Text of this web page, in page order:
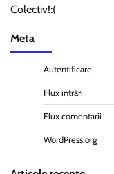
articole
Colectiv!:(
Meta
Autentificare
Flux intrări
Flux comentarii
WordPress.org